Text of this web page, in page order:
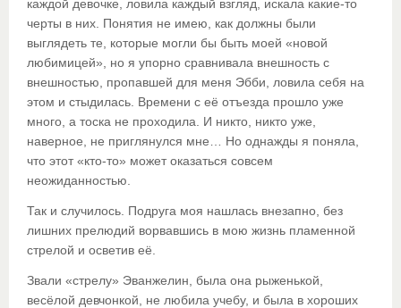
каждой девочке, ловила каждый взгляд, искала какие-то
черты в них. Понятия не имею, как должны были
выглядеть те, которые могли бы быть моей «новой
любимицей», но я упорно сравнивала внешность с
внешностью, пропавшей для меня Эбби, ловила себя на
этом и стыдилась. Времени с её отъезда прошло уже
много, а тоска не проходила. И никто, никто уже,
наверное, не приглянулся мне… Но однажды я поняла,
что этот «кто-то» может оказаться совсем
неожиданностью.
Так и случилось. Подруга моя нашлась внезапно, без
лишних прелюдий ворвавшись в мою жизнь пламенной
стрелой и осветив её.
Звали «стрелу» Эванжелин, была она рыженькой,
весёлой девчонкой, не любила учебу, и была в хороших